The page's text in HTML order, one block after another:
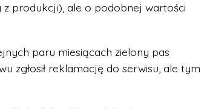
produkcji), ale o podobnej wartości
paru miesiącach zielony pas
zgłosił reklamację do serwisu, ale tym